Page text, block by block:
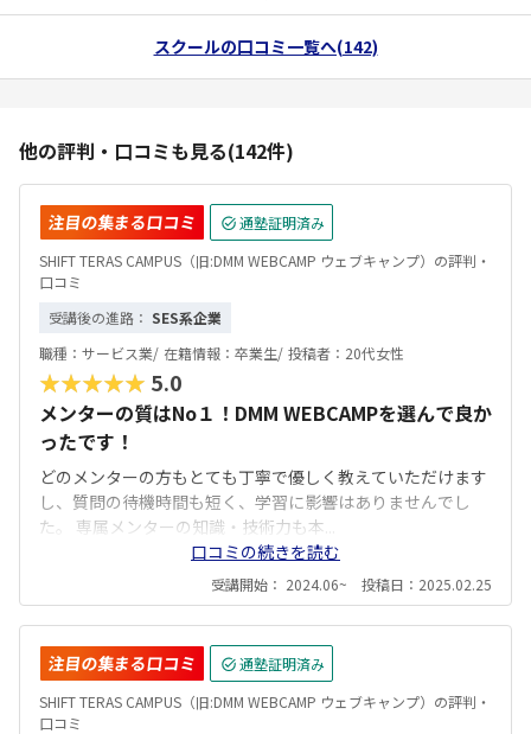
スクールの口コミ一覧へ(142)
他の評判・口コミも見る(142件)
注目の集まる口コミ
通塾証明済み
SHIFT TERAS CAMPUS（旧:DMM WEBCAMP ウェブキャンプ）の評判・
口コミ
受講後の進路： SES系企業
職種： サービス業/ 在籍情報： 卒業生/ 投稿者： 20代女性
★★★★★ 5.0
メンターの質はNo１！DMM WEBCAMPを選んで良か
ったです！
どのメンターの方もとても丁寧で優しく教えていただけます
し、質問の待機時間も短く、学習に影響はありませんでし
た。 専属メンターの知識・技術力も本...
口コミの続きを読む
受講開始： 2024.06~ 投稿日：2025.02.25
注目の集まる口コミ
通塾証明済み
SHIFT TERAS CAMPUS（旧:DMM WEBCAMP ウェブキャンプ）の評判・
口コミ